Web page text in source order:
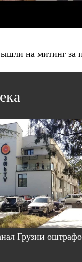
на митинг за
Грузии